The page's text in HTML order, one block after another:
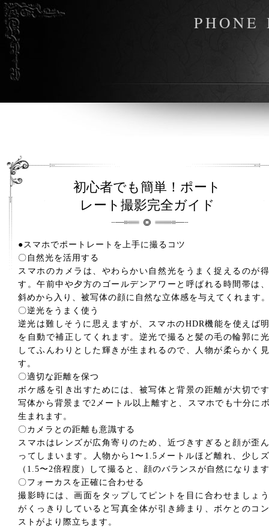
PHONE
初心者でも簡単！ポート
レート撮影完全ガイド
●スマホでポートレートを上手に撮るコツ
〇自然光を活用する
スマホのカメラは、やわらかい自然光をうまく捉えるのが
す。午前中や夕方のゴールデンアワーと呼ばれる時間帯は
斜めから入り、被写体の顔に自然な立体感を与えてくれます
〇逆光をうまく使う
逆光は難しそうに思えますが、スマホのHDR機能を使えば
を自動で補正してくれます。逆光で撮ると髪の毛の輪郭に
してふんわりとした輝きが生まれるので、人物が柔らかく
す。
〇適切な距離を保つ
ボケ感を引き出すためには、被写体と背景の距離が大切で
写体から背景まで2メートル以上離すと、スマホでも十分に
生まれます。
〇カメラとの距離も意識する
スマホはレンズが広角寄りのため、近づきすぎると顔が歪
ってしまいます。人物から1〜1.5メートルほど離れ、少し
（1.5〜2倍程度）して撮ると、顔のバランスが自然になりま
〇フォーカスを正確に合わせる
撮影時には、画面をタップしてピントを目に合わせましょ
がくっきりしていると写真全体が引き締まり、ボケとのコ
ストがより際立ちます。